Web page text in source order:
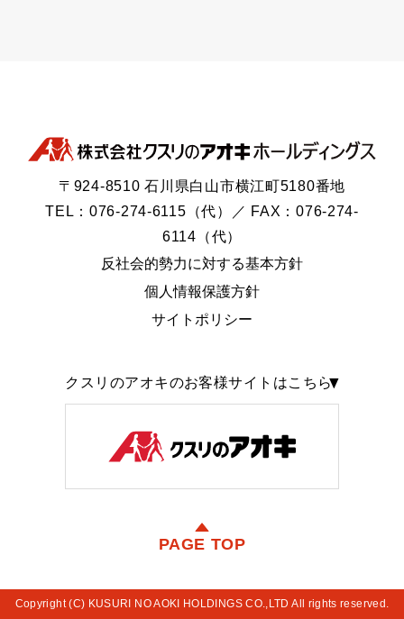
〒924-8510 石川県白山市横江町5180番地
TEL：076-274-6115（代）／ FAX：076-274-
6114（代）
反社会的勢力に対する基本方針
個人情報保護方針
サイトポリシー
クスリのアオキのお客様サイトはこちら
PAGE TOP
Copyright (C) KUSURI NO AOKI HOLDINGS CO.,LTD All rights reserved.